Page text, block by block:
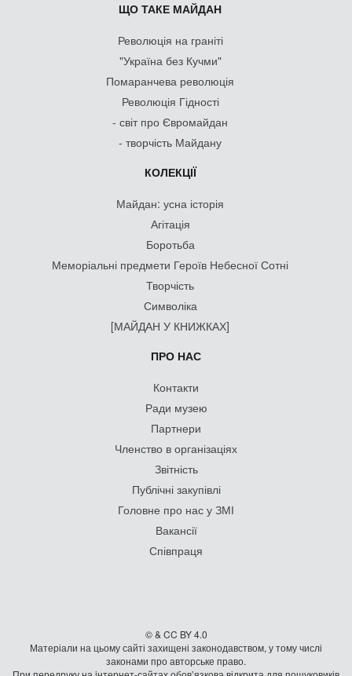
ЩО ТАКЕ МАЙДАН
Революція на граніті
"Україна без Кучми"
Помаранчева революція
Революція Гідності
- світ про Євромайдан
- творчість Майдану
КОЛЕКЦІЇ
Майдан: усна історія
Агітація
Боротьба
Меморіальні предмети Героїв Небесної Сотні
Творчість
Символіка
[МАЙДАН У КНИЖКАХ]
ПРО НАС
Контакти
Ради музею
Партнери
Членство в організаціях
Звітність
Публічні закупівлі
Головне про нас у ЗМІ
Вакансії
Співпраця
© & CC BY 4.0
Матеріали на цьому сайті захищені законодавством, у тому числі
законами про авторське право.